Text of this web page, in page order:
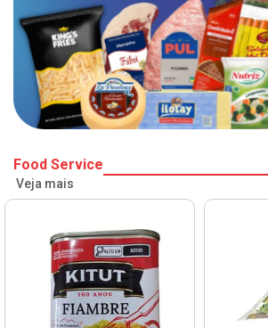
Food Service
Veja mais